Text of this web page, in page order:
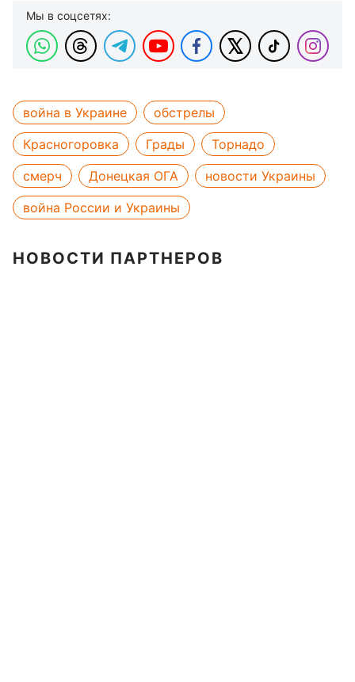
Мы в соцсетях:
война в Украине
обстрелы
Красногоровка
Грады
Торнадо
смерч
Донецкая ОГА
новости Украины
война России и Украины
НОВОСТИ ПАРТНЕРОВ